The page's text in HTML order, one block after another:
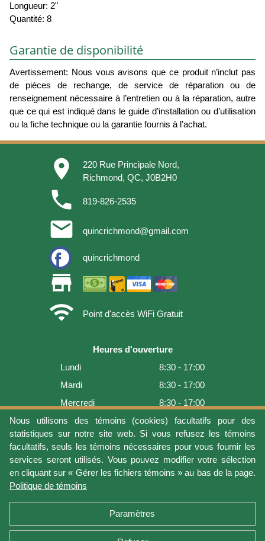
Nous utilisons des témoins (cookies) facultatifs pour des
statistiques sur notre site web. Si vous refusez les témoins
facultatifs, seuls les témoins nécessaires pour vous fournir les
services seront utilisés. Vous pouvez modifier votre sélection
en cliquant sur « Gérer les fichiers témoins » au bas de la page.
Politique de témoins
Paramètres
Longueur: 2"
Quantité: 8
Garantie de disponibilité
Avertissement: Nous vous avisons que ce produit n’inclut pas
de pièces de rechange, de service de réparation ou de
renseignement nécessaire à l’entretien ou à la réparation, autre
que ce qui est indiqué dans le guide d’installation ou d’utilisation
ou la fiche technique ou la garantie fournis à l’achat.
place
220 Rue Principale Nord,
Richmond, QC, J0B2H0
phone 819-826-2535
email quincrichmond@gmail.com
quincrichmond
store
wifi
Point d'accès WiFi Gratuit
Heures d'ouverture
Lundi
8:30 - 17:00
Mardi
8:30 - 17:00
Mercredi
8:30 - 17:00
Jeudi
8:30 - 17:00
Vendredi
8:30 - 17:00
Samedi
9:00 - 16:00
Dimanche
Fermé